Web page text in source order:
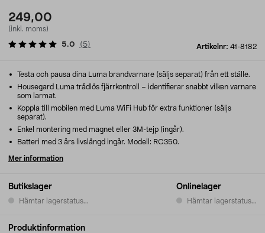
249,00
(inkl. moms)
Artikelnr: 41-8182
5.0 ( 5)
Butikslager
Hämtar lagerstatus...
Onlinelager
Hämtar lagerstatus...
Testa och pausa dina Luma brandvarnare (säljs separat) från ett ställe.
Housegard Luma trådlös fjärrkontroll – identifierar snabbt vilken varnare
som larmat.
Koppla till mobilen med Luma WiFi Hub för extra funktioner (säljs
separat).
Enkel montering med magnet eller 3M-tejp (ingår).
Batteri med 3 års livslängd ingår. Modell: RC350.
Mer information
Produktinformation